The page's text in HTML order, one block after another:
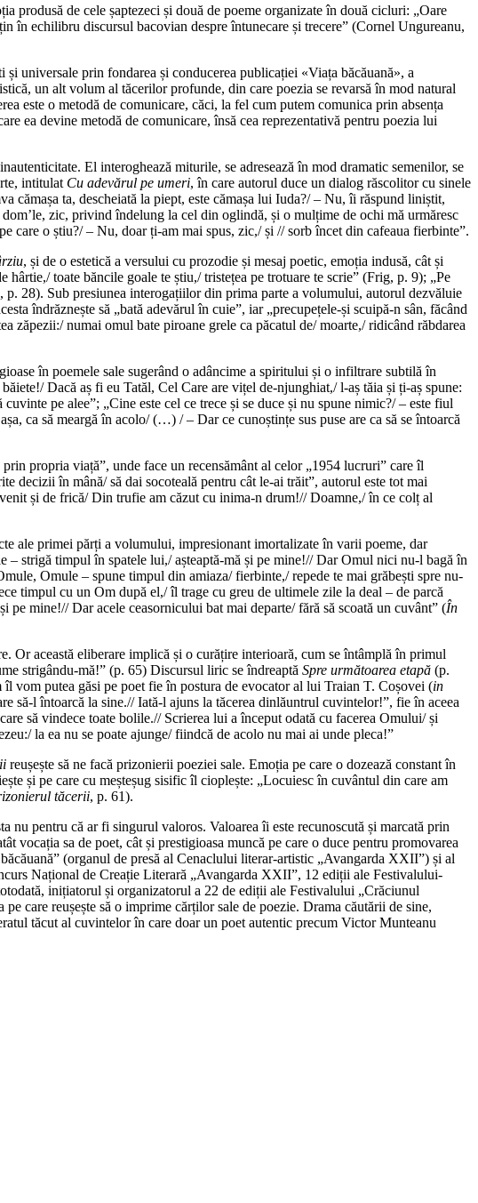
produsă de cele șaptezeci și două de poeme organizate în două cicluri: „Oare
în echilibru discursul bacovian despre întunecare și trecere” (Cornel Ungureanu,
universale prin fondarea și conducerea publicației «Viața băcăuană», a
un alt volum al tăcerilor profunde, din care poezia se revarsă în mod natural
este o metodă de comunicare, căci, la fel cum putem comunica prin absența
ea devine metodă de comunicare, însă cea reprezentativă pentru poezia lui
El interoghează miturile, se adresează în mod dramatic semenilor, se
intitulat Cu adevărul pe umeri, în care autorul duce un dialog răscolitor cu sinele
cămașa ta, descheiată la piept, este cămașa lui Iuda?/ – Nu, îi răspund liniștit,
zic, privind îndelung la cel din oglindă, și o mulțime de ochi mă urmăresc
care o știu?/ – Nu, doar ți-am mai spus, zic,/ și // sorb încet din cafeaua fierbinte”.
, și de o estetică a versului cu prozodie și mesaj poetic, emoția indusă, cât și
toate băncile goale te știu,/ tristețea pe trotuare te scrie” (Frig, p. 9); „Pe
, p. 28). Sub presiunea interogațiilor din prima parte a volumului, autorul dezvăluie
îndrăznește să „bată adevărul în cuie”, iar „precupețele-și scuipă-n sân, făcând
zăpezii:/ numai omul bate piroane grele ca păcatul de/ moarte,/ ridicând răbdarea
în poemele sale sugerând o adâncime a spiritului și o infiltrare subtilă în
Dacă aș fi eu Tatăl, Cel Care are vițel de-njunghiat,/ l-aș tăia și ți-aș spune:
pe alee”; „Cine este cel ce trece și se duce și nu spune nimic?/ – este fiul
ca să meargă în acolo/ (…) / – Dar ce cunoștințe sus puse are ca să se întoarcă
propria viață”, unde face un recensământ al celor „1954 lucruri” care îl
decizii în mână/ să dai socoteală pentru cât le-ai trăit”, autorul este tot mai
și de frică/ Din trufie am căzut cu inima-n drum!// Doamne,/ în ce colț al
ale primei părți a volumului, impresionant imortalizate în varii poeme, dar
strigă timpul în spatele lui,/ așteaptă-mă și pe mine!// Dar Omul nici nu-l bagă în
Omule – spune timpul din amiaza/ fierbinte,/ repede te mai grăbești spre nu-
timpul cu un Om după el,/ îl trage cu greu de ultimele zile la deal – de parcă
mine!// Dar acele ceasornicului bat mai departe/ fără să scoată un cuvânt” (În
Or această eliberare implică și o curățire interioară, cum se întâmplă în primul
strigându-mă!” (p. 65) Discursul liric se îndreaptă Spre următoarea etapă (p.
vom putea găsi pe poet fie în postura de evocator al lui Traian T. Coșovei (in
să-l întoarcă la sine.// Iată-l ajuns la tăcerea dinlăuntrul cuvintelor!”, fie în aceea
să vindece toate bolile.// Scrierea lui a început odată cu facerea Omului/ și
la ea nu se poate ajunge/ fiindcă de acolo nu mai ai unde pleca!”
reușește să ne facă prizonierii poeziei sale. Emoția pe care o dozează constant în
și pe care cu meșteșug sisific îl cioplește: „Locuiesc în cuvântul din care am
tăcerii, p. 61).
nu pentru că ar fi singurul valoros. Valoarea îi este recunoscută și marcată prin
sa de poet, cât și prestigioasa muncă pe care o duce pentru promovarea
(organul de presă al Cenaclului literar-artistic „Avangarda XXII”) și al
Național de Creație Literară „Avangarda XXII”, 12 ediții ale Festivalului-
inițiatorul și organizatorul a 22 de ediții ale Festivalului „Crăciunul
care reușește să o imprime cărților sale de poezie. Drama căutării de sine,
tăcut al cuvintelor în care doar un poet autentic precum Victor Munteanu